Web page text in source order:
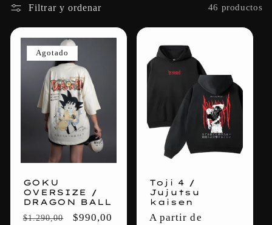
l
e
c
c
n
Filtrar y ordenar 46 productos
Agotado
GOKU
OVERSIZE /
DRAGON BALL
Precio
$1.290,00
Precio
$990,00
Toji 4 /
Jujutsu
kaisen
Precio
A partir de